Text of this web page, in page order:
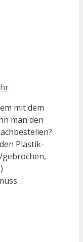
mit dem
man den
Plastik-